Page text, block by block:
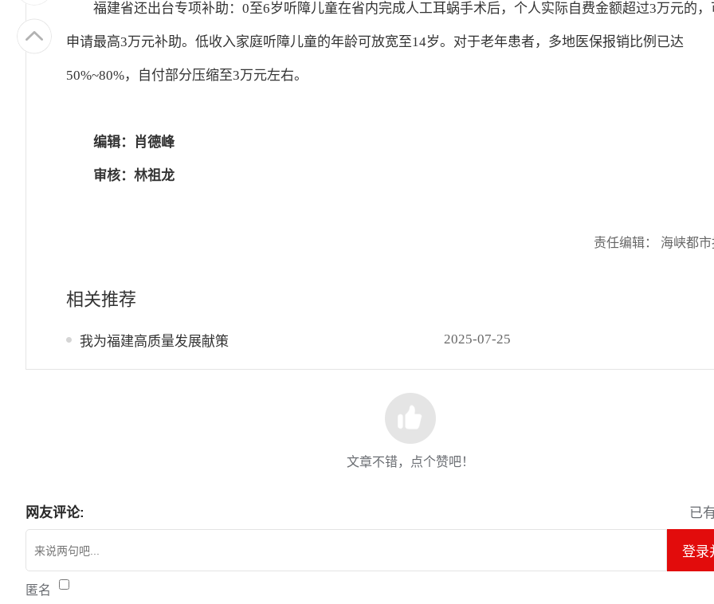
福建省还出台专项补助：0至6岁听障儿童在省内完成人工耳蜗手术后，个人实际自费金额超过3万元的，
申请最高3万元补助。低收入家庭听障儿童的年龄可放宽至14岁。对于老年患者，多地医保报销比例已达
50%~80%，自付部分压缩至3万元左右。
编辑：肖德峰
审核：林祖龙
责任编辑： 海峡都市
相关推荐
我为福建高质量发展献策 2025-07-25
文章不错，点个赞吧！
网友评论: 已
登录
匿名